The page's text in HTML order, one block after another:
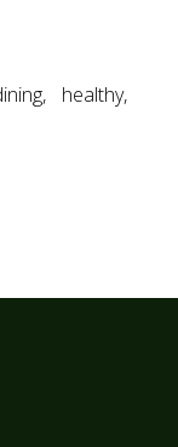
healthy